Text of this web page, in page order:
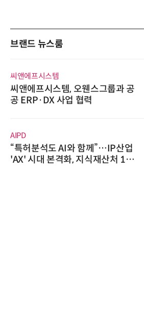
브랜드 뉴스룸
씨앤에프시스템
씨앤에프시스템, 오웬스그룹과 공
공 ERP·DX 사업 협력
AIPD
“특허분석도 AI와 함께”…IP산업
'AX' 시대 본격화, 지식재산처 1호